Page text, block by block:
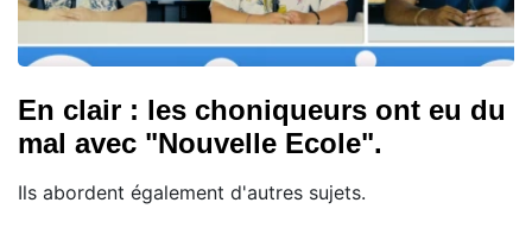
En clair : les choniqueurs ont eu du
mal avec "Nouvelle Ecole".
Ils abordent également d'autres sujets.